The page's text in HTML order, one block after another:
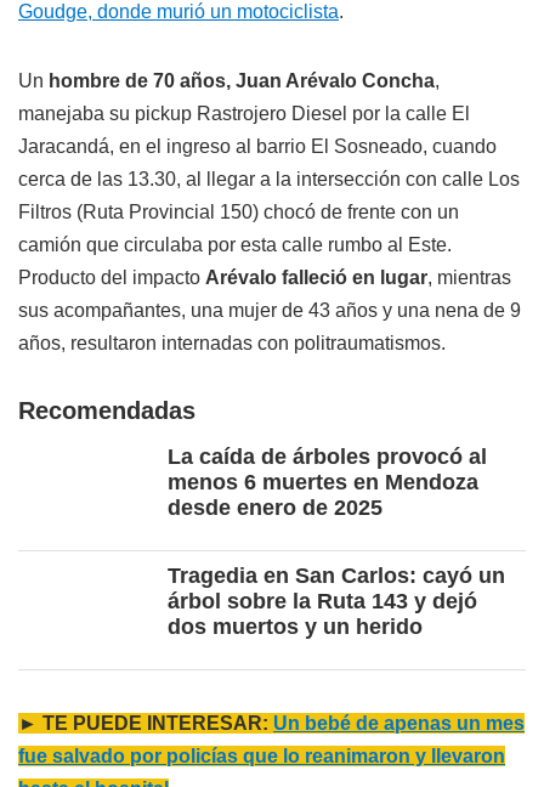
Goudge, donde murió un motociclista.
Un hombre de 70 años, Juan Arévalo Concha,
manejaba su pickup Rastrojero Diesel por la calle El
Jaracandá, en el ingreso al barrio El Sosneado, cuando
cerca de las 13.30, al llegar a la intersección con calle Los
Filtros (Ruta Provincial 150) chocó de frente con un
camión que circulaba por esta calle rumbo al Este.
Producto del impacto Arévalo falleció en lugar, mientras
sus acompañantes, una mujer de 43 años y una nena de 9
años, resultaron internadas con politraumatismos.
Recomendadas
La caída de árboles provocó al
menos 6 muertes en Mendoza
desde enero de 2025
Tragedia en San Carlos: cayó un
árbol sobre la Ruta 143 y dejó
dos muertos y un herido
► TE PUEDE INTERESAR: Un bebé de apenas un mes
fue salvado por policías que lo reanimaron y llevaron